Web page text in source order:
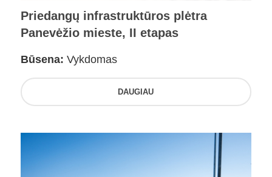
Priedangų infrastruktūros plėtra
Panevėžio mieste, II etapas
Būsena: Vykdomas
DAUGIAU